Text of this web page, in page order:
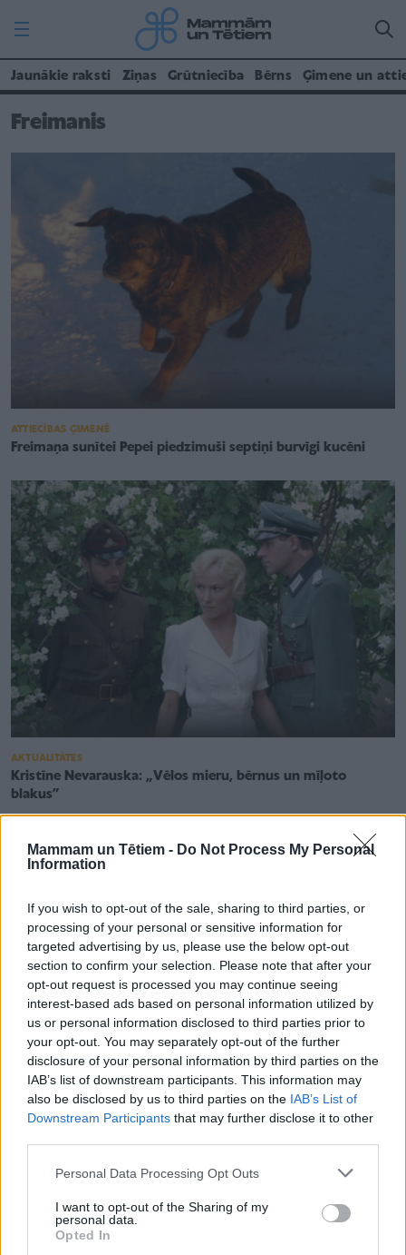
Mammam un Tētiem - Do Not Process My Personal
Information
If you wish to opt-out of the sale, sharing to third parties, or
processing of your personal or sensitive information for
targeted advertising by us, please use the below opt-out
section to confirm your selection. Please note that after your
opt-out request is processed you may continue seeing
interest-based ads based on personal information utilized by
us or personal information disclosed to third parties prior to
your opt-out. You may separately opt-out of the further
disclosure of your personal information by third parties on the
IAB’s list of downstream participants. This information may
also be disclosed by us to third parties on the IAB’s List of
Downstream Participants that may further disclose it to other
Personal Data Processing Opt Outs
I want to opt-out of the Sharing of my
personal data.
Opted In
Jaunākie raksti Ziņas Grūtniecība Bērns Ģimene un
Freimanis
ATTIECĪBAS ĢIMENĒ
Freimaņa sunītei Pepei piedzimuši septiņi burvīgi kucēni
AKTUALITĀTES
Kristīne Nevarauska: „Vēlos mieru, bērnus un mīļoto
blakus”
AKTUALITĀTES
Miris mūziķis Mārtiņš Freimanis
Jaunākie
Kabači vai cukini? Ar ko tie īsti atšķiras un vai